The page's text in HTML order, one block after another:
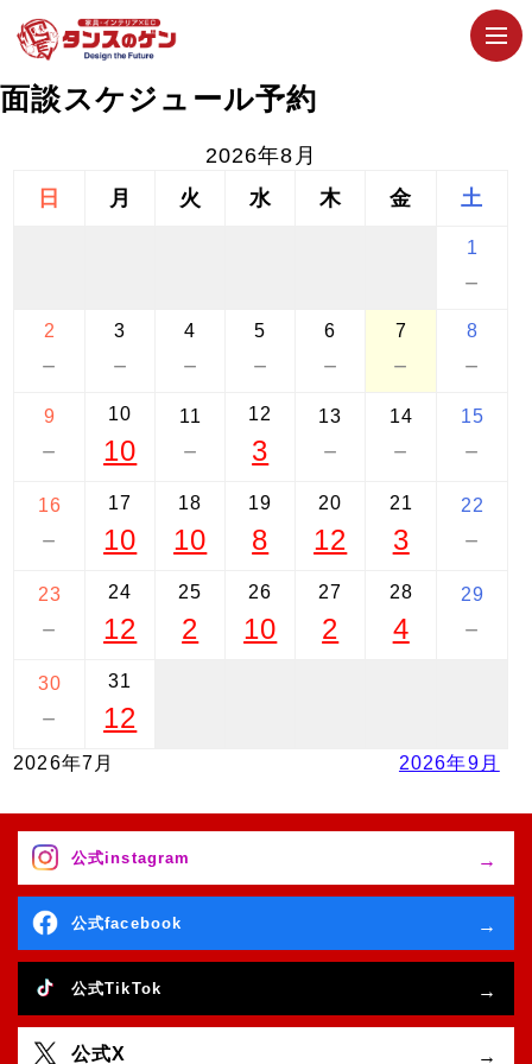
面談スケジュール予約
2026年8月
日
月 火 水 木 金 土
1
－
2
－
3
－
4
－
5
－
6
－
7
－
8
－
9
－
10
10
11
－
12
3
13
－
14
－
15
－
16
－
17
10
18
10
19
8
20
12
21
3
22
－
23
－
24
12
25
2
26
10
27
2
28
4
29
－
30
－
31
12
2026年7月 2026年9月
公式instagram
公式facebook
公式TikTok
公式X